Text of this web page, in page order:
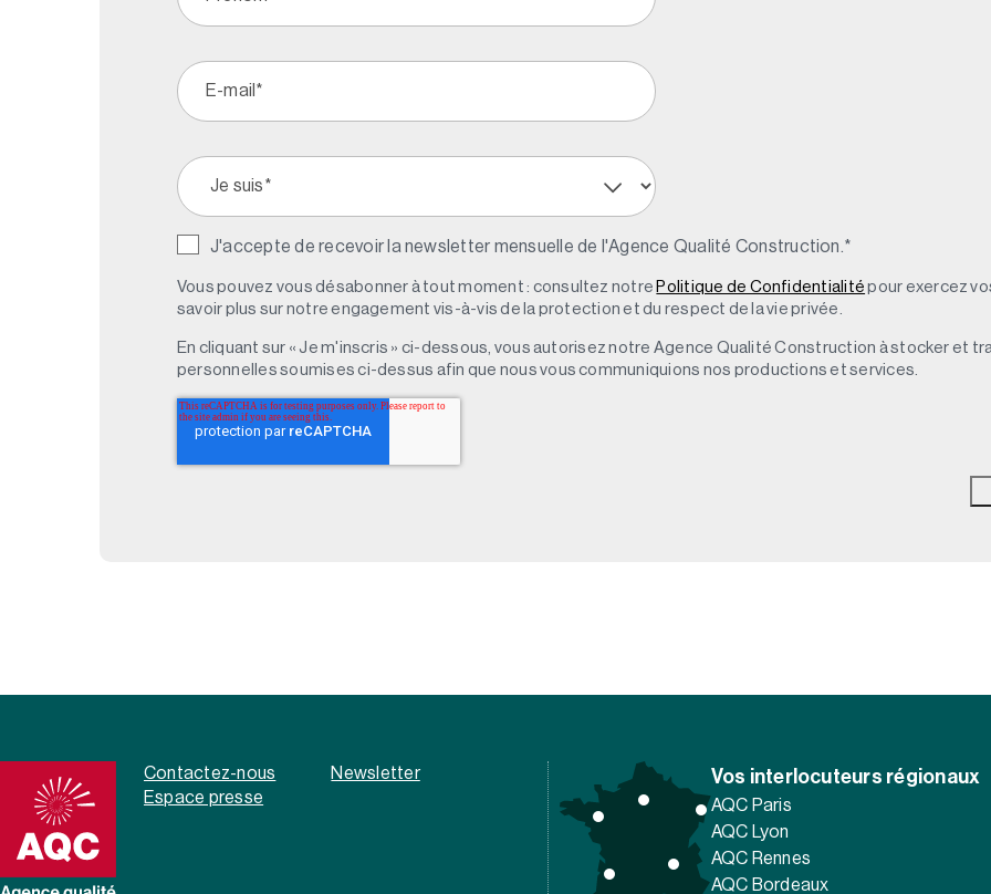
J'accepte de recevoir la newsletter mensuelle de l'Agence Qualité Construction.*
Vous pouvez vous désabonner à tout moment : consultez notre Politique de Confidentialité pour exercez
savoir plus sur notre engagement vis-à-vis de la protection et du respect de la vie privée.
En cliquant sur « Je m'inscris » ci-dessous, vous autorisez notre Agence Qualité Construction à stocker et
personnelles soumises ci-dessus afin que nous vous communiquions nos productions et services.
Contactez-nous
Newsletter
Espace presse
Vos interlocuteurs régionaux
AQC Paris
AQC Lyon
AQC Rennes
AQC Bordeaux